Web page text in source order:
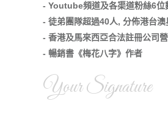
- Youtube頻道及各渠道粉絲6位
- 徒弟團隊超過40人, 分佈港台澳
- 香港及馬來西亞合法註冊公司
- 暢銷書《梅花八字》作者
Your Signature